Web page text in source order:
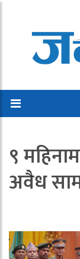
९
अवैध